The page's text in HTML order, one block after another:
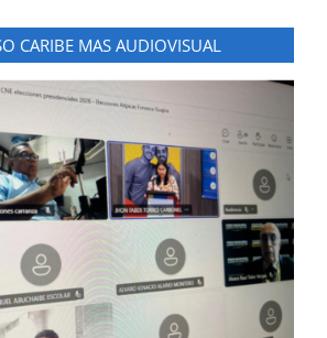
CARIBE MAS AUDIOVISUAL